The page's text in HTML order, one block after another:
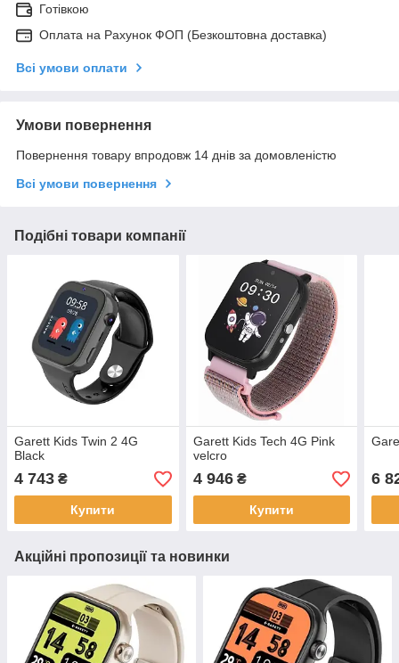
Готівкою
Оплата на Рахунок ФОП (Безкоштовна доставка)
Всі умови оплати
Умови повернення
Повернення товару впродовж 14 днів за домовленістю
Всі умови повернення
Подібні товари компанії
Garett Kids Twin 2 4G
Black
4 743 ₴
Купити
Garett Kids Tech 4G Pink
velcro
4 946₴
Купити
6
Акційні пропозиції та новинки